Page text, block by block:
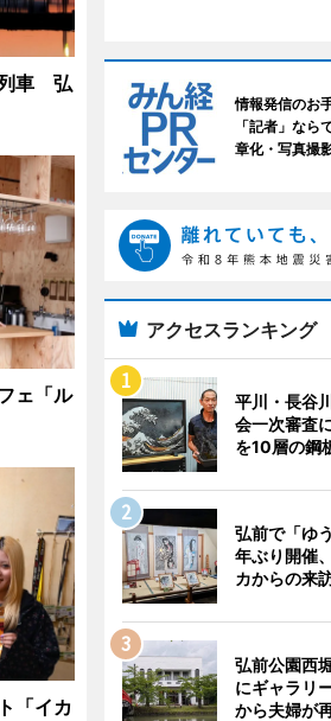
列車 弘
ェ「ル
「イカ
情報発信のお
「記者」なら
章化・写真撮
アクセスランキング
平川・長谷
会一次審査
を10層の鋼
弘前で「ゆ
年ぶり開催
カからの来
弘前公園西
にギャラリ
から夫婦が